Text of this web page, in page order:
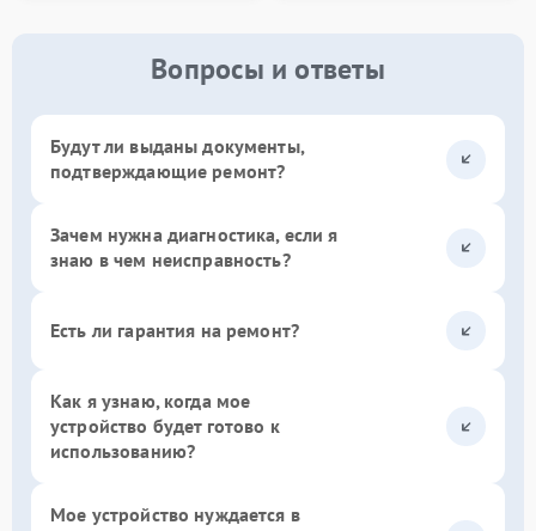
Вопросы и ответы
Будут ли выданы документы,
подтверждающие ремонт?
Зачем нужна диагностика, если я
знаю в чем неисправность?
Есть ли гарантия на ремонт?
Как я узнаю, когда мое
устройство будет готово к
использованию?
Мое устройство нуждается в